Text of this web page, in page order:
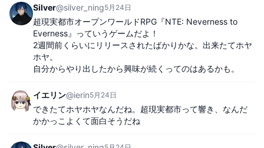
Silver@silver_ning5月24日
超現実都市オープンワールドRPG『NTE: Neverness to
Everness』っていうゲームだよ！
2週間前くらいにリリースされたばかりかな。出来たてホヤ
ホヤ。
自分からやり出したから興味が続くってのはあるかも。
イエリン@ierin5月24日
できたてホヤホヤなんだね。超現実都市って響き、なんだ
かかっこよくて面白そうだね